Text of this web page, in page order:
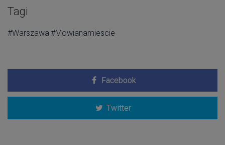
Tagi
#Warszawa #Mowianamiescie
Facebook
Twitter